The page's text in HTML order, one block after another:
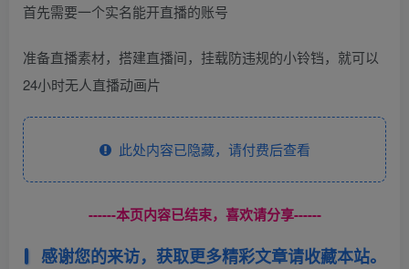
首先需要一个实名能开直播的账号
准备直播素材，搭建直播间，挂载防违规的小铃铛，就可以
24小时无人直播动画片
此处内容已隐藏，请付费后查看
------本页内容已结束，喜欢请分享------
感谢您的来访，获取更多精彩文章请收藏本站。